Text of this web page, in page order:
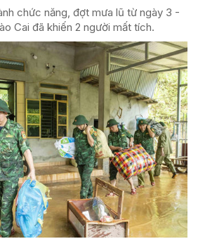
chức năng, đợt mưa lũ từ ngày 3 -
Cai đã khiến 2 người mất tích.